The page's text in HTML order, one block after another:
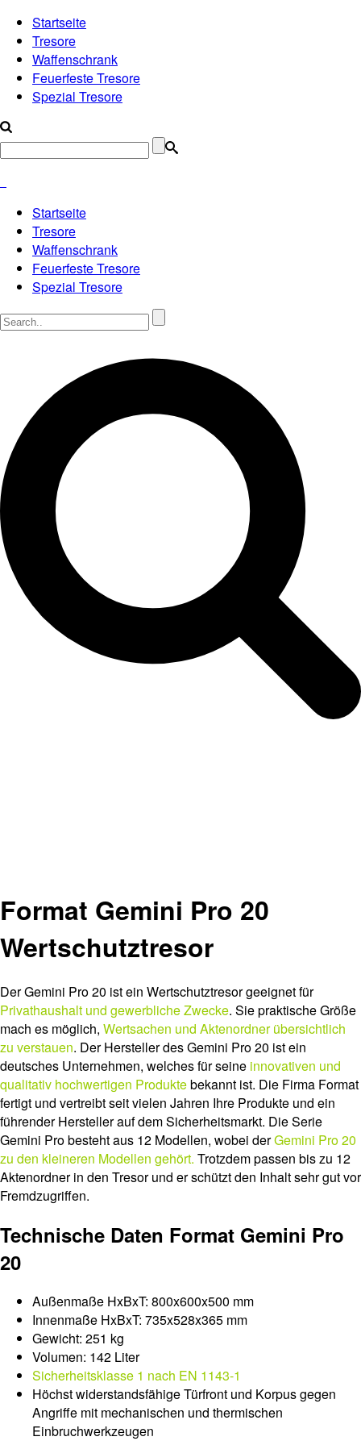
Startseite
Tresore
Waffenschrank
Feuerfeste Tresore
Spezial Tresore
Startseite
Tresore
Waffenschrank
Feuerfeste Tresore
Spezial Tresore
Format Gemini Pro 20
Wertschutztresor
Der Gemini Pro 20 ist ein Wertschutztresor geeignet für
Privathaushalt und gewerbliche Zwecke. Sie praktische Größe
mach es möglich, Wertsachen und Aktenordner übersichtlich
zu verstauen. Der Hersteller des Gemini Pro 20 ist ein
deutsches Unternehmen, welches für seine innovativen und
qualitativ hochwertigen Produktebekannt ist. Die Firma Format
fertigt und vertreibt seit vielen Jahren Ihre Produkte und ein
führender Hersteller auf dem Sicherheitsmarkt. Die Serie
Gemini Pro besteht aus 12 Modellen, wobei derGemini Pro 20
zu den kleineren Modellen gehört. Trotzdem passen bis zu 12
Aktenordner in den Tresor und er schützt den Inhalt sehr gut vor
Fremdzugriffen.
Technische Daten Format Gemini Pro
20
Außenmaße HxBxT: 800x600x500 mm
Innenmaße HxBxT: 735x528x365 mm
Gewicht: 251 kg
Volumen: 142 Liter
Sicherheitsklasse 1 nach EN 1143-1
Höchst widerstandsfähige Türfront und Korpus gegen
Angriffe mit mechanischen und thermischen
Einbruchwerkzeugen